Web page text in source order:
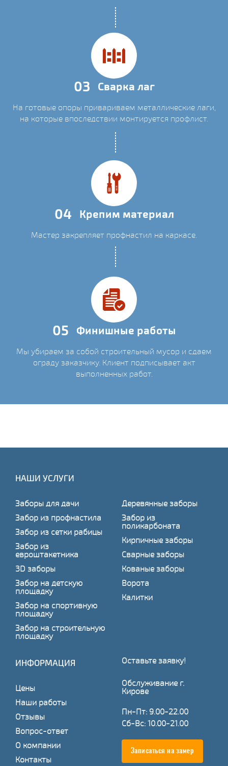
03 Сварка лаг
На готовые опоры привариваем металлические лаги,
на которые впоследствии монтируется профлист.
04 Крепим материал
Мастер закрепляет профнастил на каркасе.
05 Финишные работы
Мы убираем за собой строительный мусор и сдаем
ограду заказчику. Клиент подписывает акт
выполненных работ.
НАШИ УСЛУГИ
Заборы для дачи
Забор из профнастила
Забор из сетки рабицы
Забор из
евроштакетника
3D заборы
Забор на детскую
площадку
Забор на спортивную
площадку
Забор на строительную
площадку
Деревянные заборы
Забор из
поликарбоната
Кирпичные заборы
Сварные заборы
Кованые заборы
Ворота
Калитки
ИНФОРМАЦИЯ
Цены
Наши работы
Отзывы
Вопрос-ответ
О компании
Контакты
Оставьте заявку!
Обслуживание г.
Кирове
Пн-Пт: 9.00-22.00
Сб-Вс: 10.00-21.00
Записаться на замер